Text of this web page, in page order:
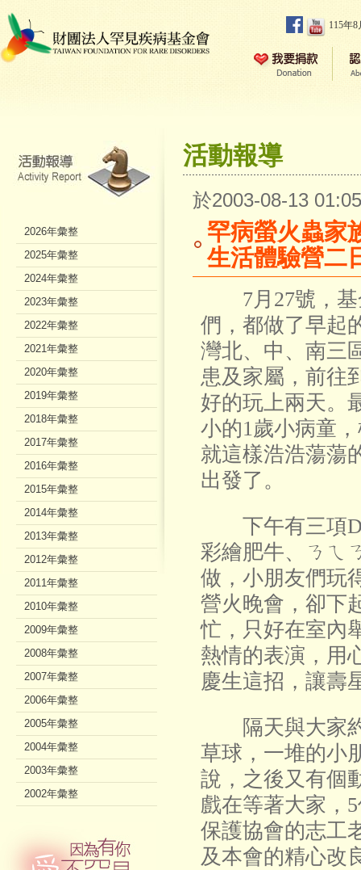
115年
活動報導
於2003-08-13
罕病螢火蟲家
生活體驗營二
7月27號，基
們，都做了早起
灣北、中、南三
患及家屬，前往
好的玩上兩天。
小的1歲小病童
就這樣浩浩蕩蕩
出發了。
下午有三項
彩繪肥牛、ㄋㄟ
做，小朋友們玩
營火晚會，卻下
忙，只好在室內
熱情的表演，用
慶生這招，讓壽
隔天與大家約
草球，一堆的小
說，之後又有個
戲在等著大家，
保護協會的志工
及本會的精心改
2026年彙整
2025年彙整
2024年彙整
2023年彙整
2022年彙整
2021年彙整
2020年彙整
2019年彙整
2018年彙整
2017年彙整
2016年彙整
2015年彙整
2014年彙整
2013年彙整
2012年彙整
2011年彙整
2010年彙整
2009年彙整
2008年彙整
2007年彙整
2006年彙整
2005年彙整
2004年彙整
2003年彙整
2002年彙整